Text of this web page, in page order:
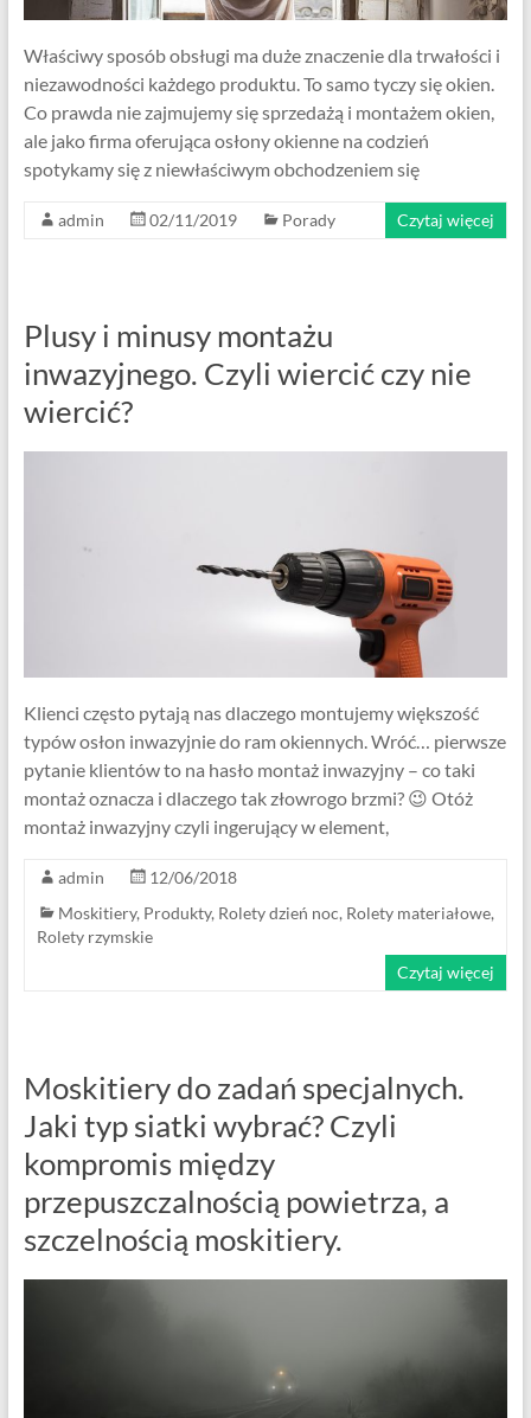
Właściwy sposób obsługi ma duże znaczenie dla trwałości i
niezawodności każdego produktu. To samo tyczy się okien.
Co prawda nie zajmujemy się sprzedażą i montażem okien,
ale jako firma oferująca osłony okienne na codzień
spotykamy się z niewłaściwym obchodzeniem się
admin 02/11/2019 Porady Czytaj więcej
Plusy i minusy montażu
inwazyjnego. Czyli wiercić czy nie
wiercić?
Klienci często pytają nas dlaczego montujemy większość
typów osłon inwazyjnie do ram okiennych. Wróć… pierwsze
pytanie klientów to na hasło montaż inwazyjny – co taki
montaż oznacza i dlaczego tak złowrogo brzmi? 😉 Otóż
montaż inwazyjny czyli ingerujący w element,
admin
12/06/2018
Moskitiery, Produkty, Rolety dzień noc, Rolety materiałowe,
Rolety rzymskie
Czytaj więcej
Moskitiery do zadań specjalnych.
Jaki typ siatki wybrać? Czyli
kompromis między
przepuszczalnością powietrza, a
szczelnością moskitiery.